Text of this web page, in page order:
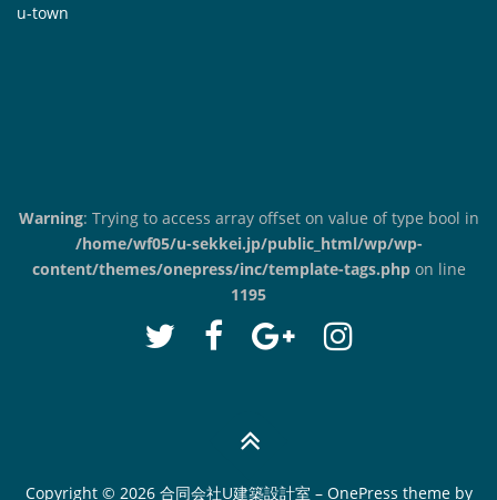
u-town
Warning: Trying to access array offset on value of type bool in
/home/wf05/u-sekkei.jp/public_html/wp/wp-
content/themes/onepress/inc/template-tags.phpon line
1195
Copyright © 2026 合同会社U建築設計室 – OnePress theme by